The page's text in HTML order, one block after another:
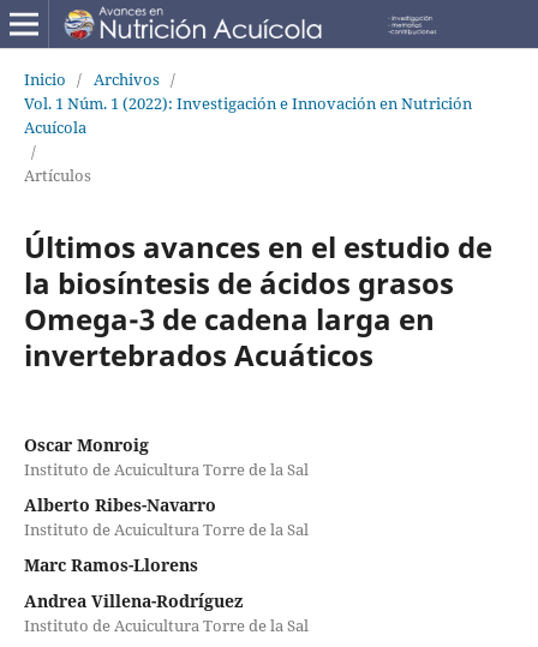
Inicio / Archivos /
Vol. 1 Núm. 1 (2022): Investigación e Innovación en Nutrición
Acuícola
/
Artículos
Últimos avances en el estudio de
la biosíntesis de ácidos grasos
Omega-3 de cadena larga en
invertebrados Acuáticos
Oscar Monroig
Instituto de Acuicultura Torre de la Sal
Alberto Ribes-Navarro
Instituto de Acuicultura Torre de la Sal
Marc Ramos-Llorens
Andrea Villena-Rodríguez
Instituto de Acuicultura Torre de la Sal